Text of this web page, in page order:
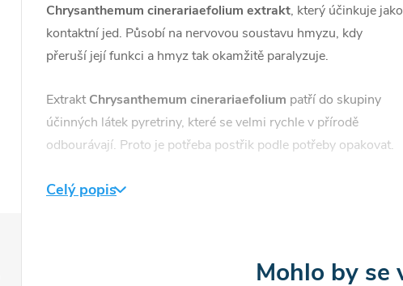
Chrysanthemum cinerariaefolium extrakt, který účinkuje jako
kontaktní jed. Působí na nervovou soustavu hmyzu, kdy
přeruší její funkci a hmyz tak okamžitě paralyzuje.
ExtraktChrysanthemum cinerariaefolium patří do skupiny
účinných látek pyretriny, které se velmi rychle v přírodě
odbourávají. Proto je potřeba postřik podle potřeby opakovat.
Účineknastane v závislosti na druhu hmyzu mezi
Celý popis